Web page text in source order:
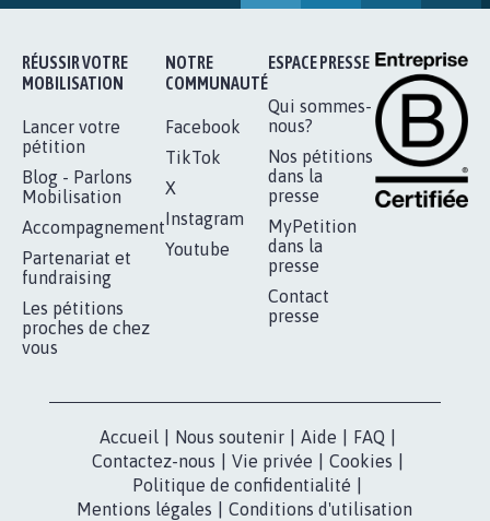
RÉUSSIR VOTRE
MOBILISATION
Lancer votre
pétition
Blog - Parlons
Mobilisation
Accompagnement
Partenariat et
fundraising
Les pétitions
proches de chez
vous
NOTRE
COMMUNAUTÉ
Facebook
TikTok
X
Instagram
Youtube
ESPACE PRESSE
Qui sommes-
nous?
Nos pétitions
dans la
presse
MyPetition
dans la
presse
Contact
presse
Accueil Nous soutenir Aide FAQ
Contactez-nous
Vie privée Cookies
Politique de confidentialité
Mentions légales
Conditions d'utilisation